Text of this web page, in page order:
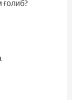
ғолиб?